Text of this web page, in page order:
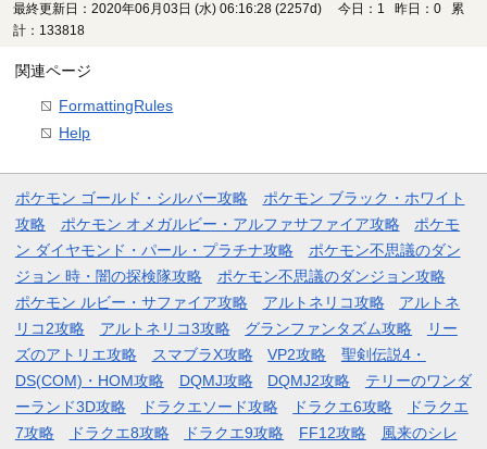
最終更新日：2020年06月03日 (水) 06:16:28 (2257d)
今日：1 昨日：0 累
計：133818
関連ページ
FormattingRules
Help
ポケモン ゴールド・シルバー攻略
ポケモン ブラック・ホワイト
攻略
ポケモン オメガルビー・アルファサファイア攻略
ポケモ
ン ダイヤモンド・パール・プラチナ攻略
ポケモン不思議のダン
ジョン 時・闇の探検隊攻略
ポケモン不思議のダンジョン攻略
ポケモン ルビー・サファイア攻略
アルトネリコ攻略
アルトネ
リコ2攻略
アルトネリコ3攻略 グランファンタズム攻略
リー
ズのアトリエ攻略
スマブラX攻略 VP2攻略
聖剣伝説4・
DS(COM)・HOM攻略
DQMJ攻略 DQMJ2攻略
テリーのワンダ
ーランド3D攻略
ドラクエソード攻略 ドラクエ6攻略
ドラクエ
7攻略
ドラクエ8攻略 ドラクエ9攻略 FF12攻略 風来のシレ